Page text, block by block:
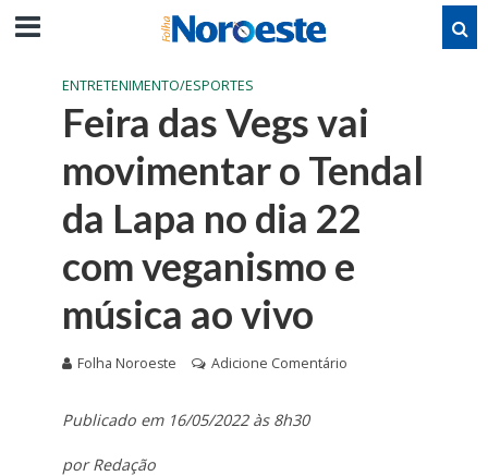
ENTRETENIMENTO/ESPORTES
Feira das Vegs vai
movimentar o Tendal
da Lapa no dia 22
com veganismo e
música ao vivo
Folha Noroeste Adicione Comentário
Publicado em 16/05/2022 às 8h30
por Redação